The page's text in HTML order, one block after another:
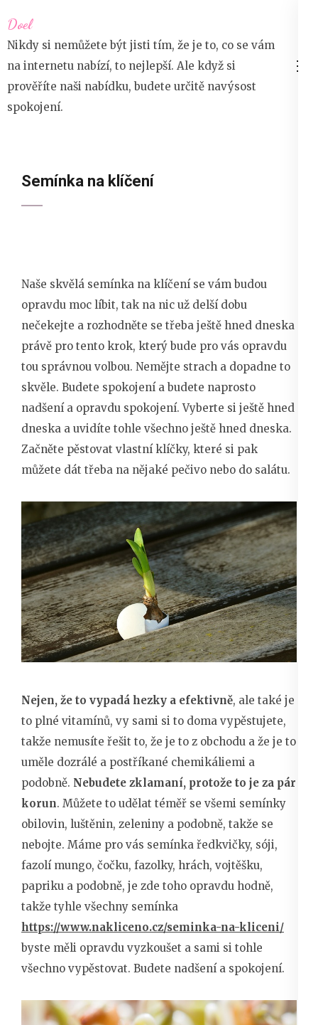
na
obsah
(stiskněte
Enter)
Doel
Nikdy si nemůžete být jisti tím, že je to, co se vám
na internetu nabízí, to nejlepší. Ale když si
prověříte naši nabídku, budete určitě navýsost
spokojení.
Semínka na klíčení
Naše skvělá semínka na klíčení se vám budou
opravdu moc líbit, tak na nic už delší dobu
nečekejte a rozhodněte se třeba ještě hned dneska
právě pro tento krok, který bude pro vás opravdu
tou správnou volbou. Nemějte strach a dopadne to
skvěle. Budete spokojení a budete naprosto
nadšení a opravdu spokojení. Vyberte si ještě hned
dneska a uvidíte tohle všechno ještě hned dneska.
Začněte pěstovat vlastní klíčky, které si pak
můžete dát třeba na nějaké pečivo nebo do salátu.
Nejen, že to vypadá hezky a efektivně, ale také je
to plné vitamínů, vy sami si to doma vypěstujete,
takže nemusíte řešit to, že je to z obchodu a že je to
uměle dozrálé a postříkané chemikáliemi a
podobně. Nebudete zklamaní, protože to je za pár
korun. Můžete to udělat téměř se všemi semínky
obilovin, luštěnin, zeleniny a podobně, takže se
nebojte. Máme pro vás semínka ředkvičky, sóji,
fazolí mungo, čočku, fazolky, hrách, vojtěšku,
papriku a podobně, je zde toho opravdu hodně,
takže tyhle všechny semínka
https://www.nakliceno.cz/seminka-na-kliceni/
byste měli opravdu vyzkoušet a sami si tohle
všechno vypěstovat. Budete nadšení a spokojení.